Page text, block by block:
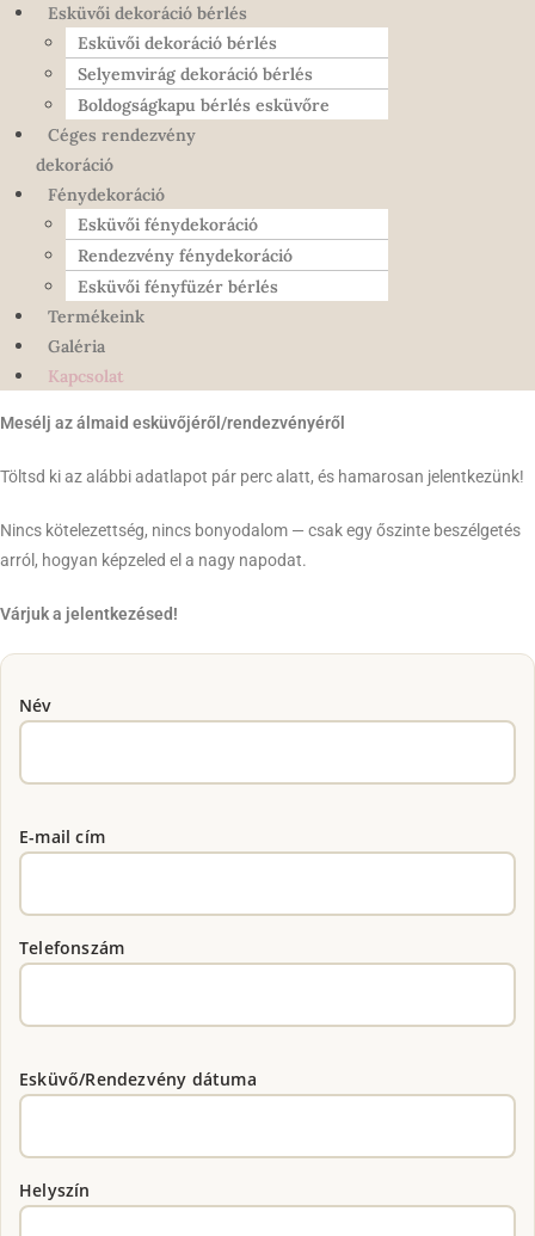
Esküvői dekoráció bérlés
Esküvői dekoráció bérlés
Selyemvirág dekoráció bérlés
Boldogságkapu bérlés esküvőre
Céges rendezvény
dekoráció
Fénydekoráció
Esküvői fénydekoráció
Rendezvény fénydekoráció
Esküvői fényfüzér bérlés
Termékeink
Galéria
Kapcsolat
Mesélj az álmaid esküvőjéről/rendezvényéről
Töltsd ki az alábbi adatlapot pár perc alatt, és hamarosan jelentkezünk!
Nincs kötelezettség, nincs bonyodalom — csak egy őszinte beszélgetés
arról, hogyan képzeled el a nagy napodat.
Várjuk a jelentkezésed!
Név
E-mail cím
Telefonszám
Esküvő/Rendezvény dátuma
Helyszín